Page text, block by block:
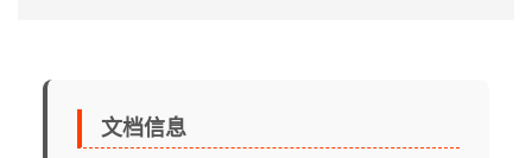
文档信息